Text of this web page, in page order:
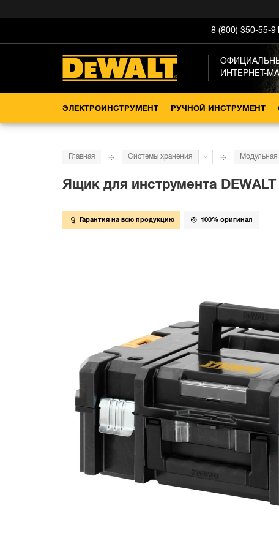
8 (800) 350-55-91
ИНТЕРНЕТ-
ЭЛЕКТРОИНСТРУМЕНТ РУЧНОЙ ИНСТРУМЕНТ
Главная Системы хранения Модульная
Ящик для инструмента DEWALT
Гарантия на всю продукцию 100% оригинал